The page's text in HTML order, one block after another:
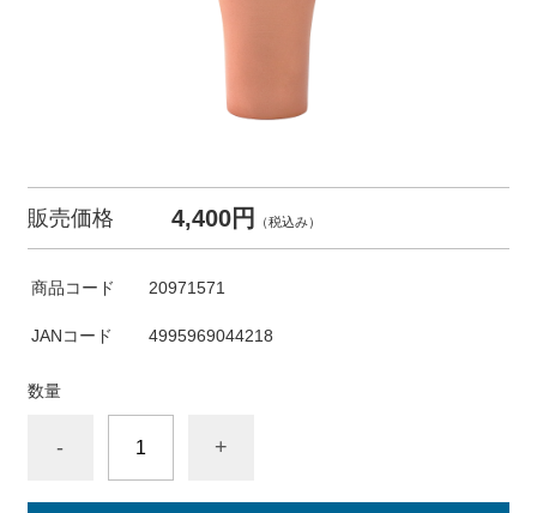
販売価格 4,400円 （税込み）
商品コード 20971571
JANコード 4995969044218
数量
- +